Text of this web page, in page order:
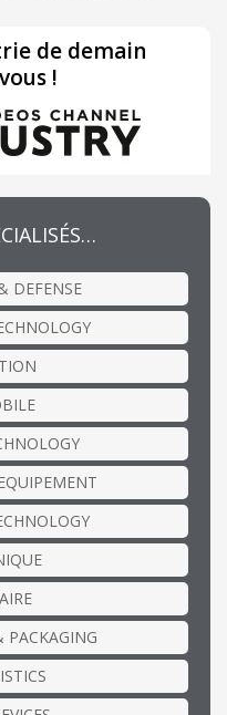
de demain
!
DEFENSE
PACKAGING